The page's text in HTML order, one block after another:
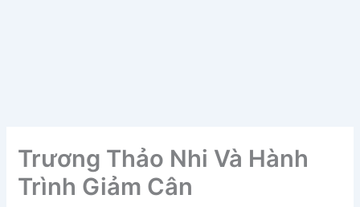
Trương Thảo Nhi Và Hành
Trình Giảm Cân